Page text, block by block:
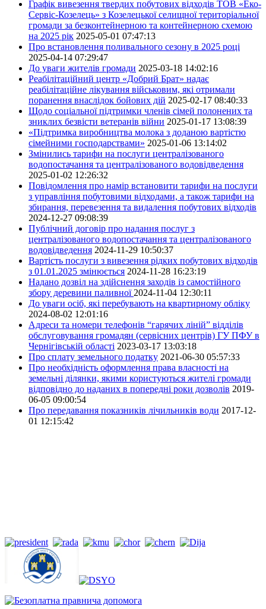
Графік вивезення твердих побутових відходів ТОВ «Еко-
Сервіс-Козелець» з Козелецької селищної територіальної
громади за безконтейнерною та контейнерною схемою
на 2025 рік 2025-05-01 07:47:13
Про встановлення поливального сезону в 2025 році
2025-04-14 07:29:47
До уваги жителів громади 2025-03-18 14:02:16
Реабілітаційний центр «Добрий Брат» надає
реабілітаційне лікування військовим, які отримали
поранення внаслідок бойових дій 2025-02-17 08:40:33
Щодо соціальної підтримки членів сімей полонених та
зниклих безвісти ветеранів війни 2025-01-17 13:08:39
«Підтримка виробництва молока з доданою вартістю
сімейними господарствами» 2025-01-06 13:14:02
Змінились тарифи на послуги централізованого
водопостачання та централізованого водовідведення
2025-01-02 12:26:32
Повідомлення про намір встановити тарифи на послуги
з управління побутовими відходами, а також тарифи на
збирання, перевезення та видалення побутових відходів
2024-12-27 09:08:39
Публічний договір про надання послуг з
централізованого водопостачання та централізованого
водовідведення 2024-11-29 10:50:37
Вартість послуги з вивезення рідких побутових відходів
з 01.01.2025 змінюється 2024-11-28 16:23:19
Надано дозвіл на здійснення заходів із самостійного
збору деревини паливної2024-11-04 12:30:11
До уваги осіб, які перебувають на квартирному обліку
2024-08-02 12:01:16
Адреси та номери телефонів “гарячих ліній” відділів
обслуговування громадян (сервісних центрів) ГУ ПФУ в
Чернігівській області 2023-03-17 13:03:18
Про сплату земельного податку 2021-06-30 05:57:33
Про необхідність оформлення права власності на
земельні ділянки, якими користуються жителі громади
відповідно до наданих в попередні роки дозволів 2019-
06-05 09:00:54
Про передавання показників лічильників води 2017-12-
01 12:15:42